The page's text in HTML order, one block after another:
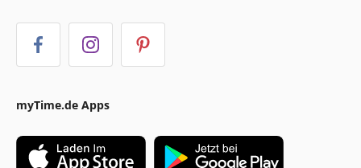
myTime.de Apps